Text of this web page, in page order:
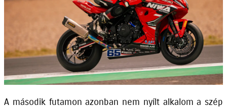
A második futamon azonban nem nyílt alkalom a szép